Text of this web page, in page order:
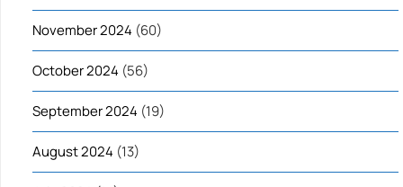
November 2024 (60)
October 2024 (56)
September 2024 (19)
August 2024 (13)